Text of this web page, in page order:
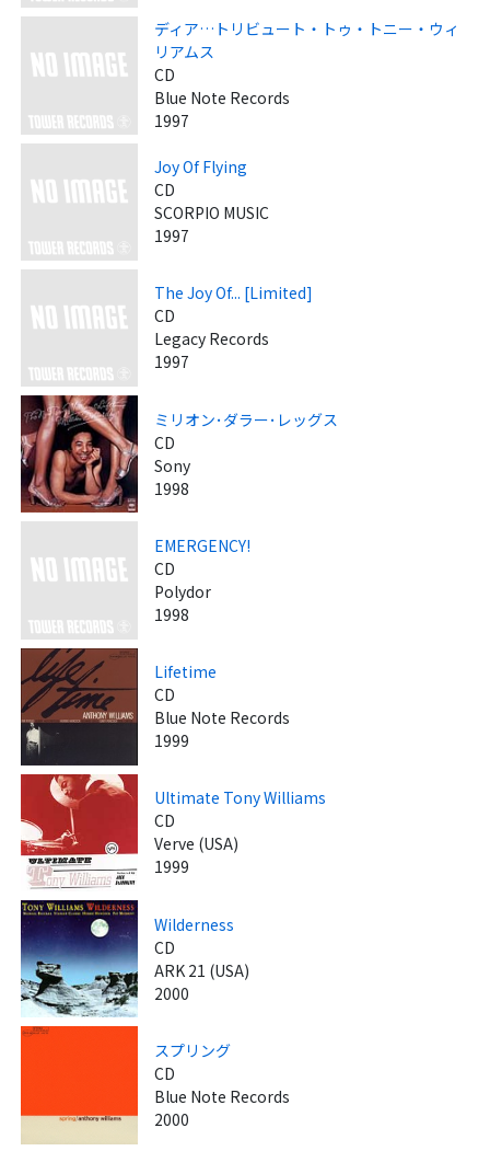
ディア…トリビュート・トゥ・トニー・ウィ
リアムス
CD
Blue Note Records
1997
Joy Of Flying
CD
SCORPIO MUSIC
1997
The Joy Of... [Limited]
CD
Legacy Records
1997
ミリオン･ダラー･レッグス
CD
Sony
1998
EMERGENCY!
CD
Polydor
1998
Lifetime
CD
Blue Note Records
1999
Ultimate Tony Williams
CD
Verve (USA)
1999
Wilderness
CD
ARK 21 (USA)
2000
スプリング
CD
Blue Note Records
2000